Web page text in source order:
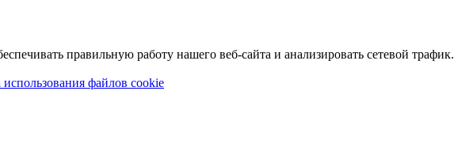
правильную работу нашего веб-сайта и анализировать сетевой трафик.
файлов cookie